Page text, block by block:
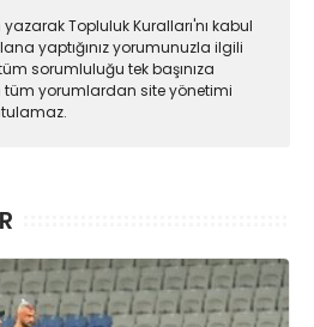
Topluluk Kuralları'nı kabul
yaptığınız yorumunuzla ilgili
sorumluluğu tek başınıza
tüm yorumlardan site yönetimi